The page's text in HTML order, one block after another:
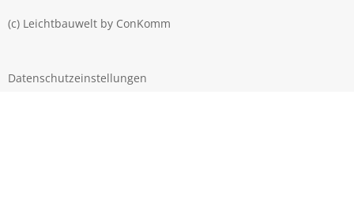
(c) Leichtbauwelt by ConKomm
Datenschutzeinstellungen